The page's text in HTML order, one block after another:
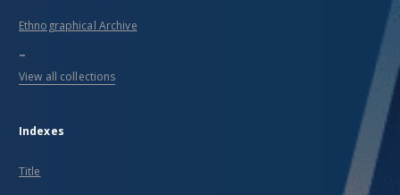
Ethnographical Archive
...
View all collections
Indexes
Title